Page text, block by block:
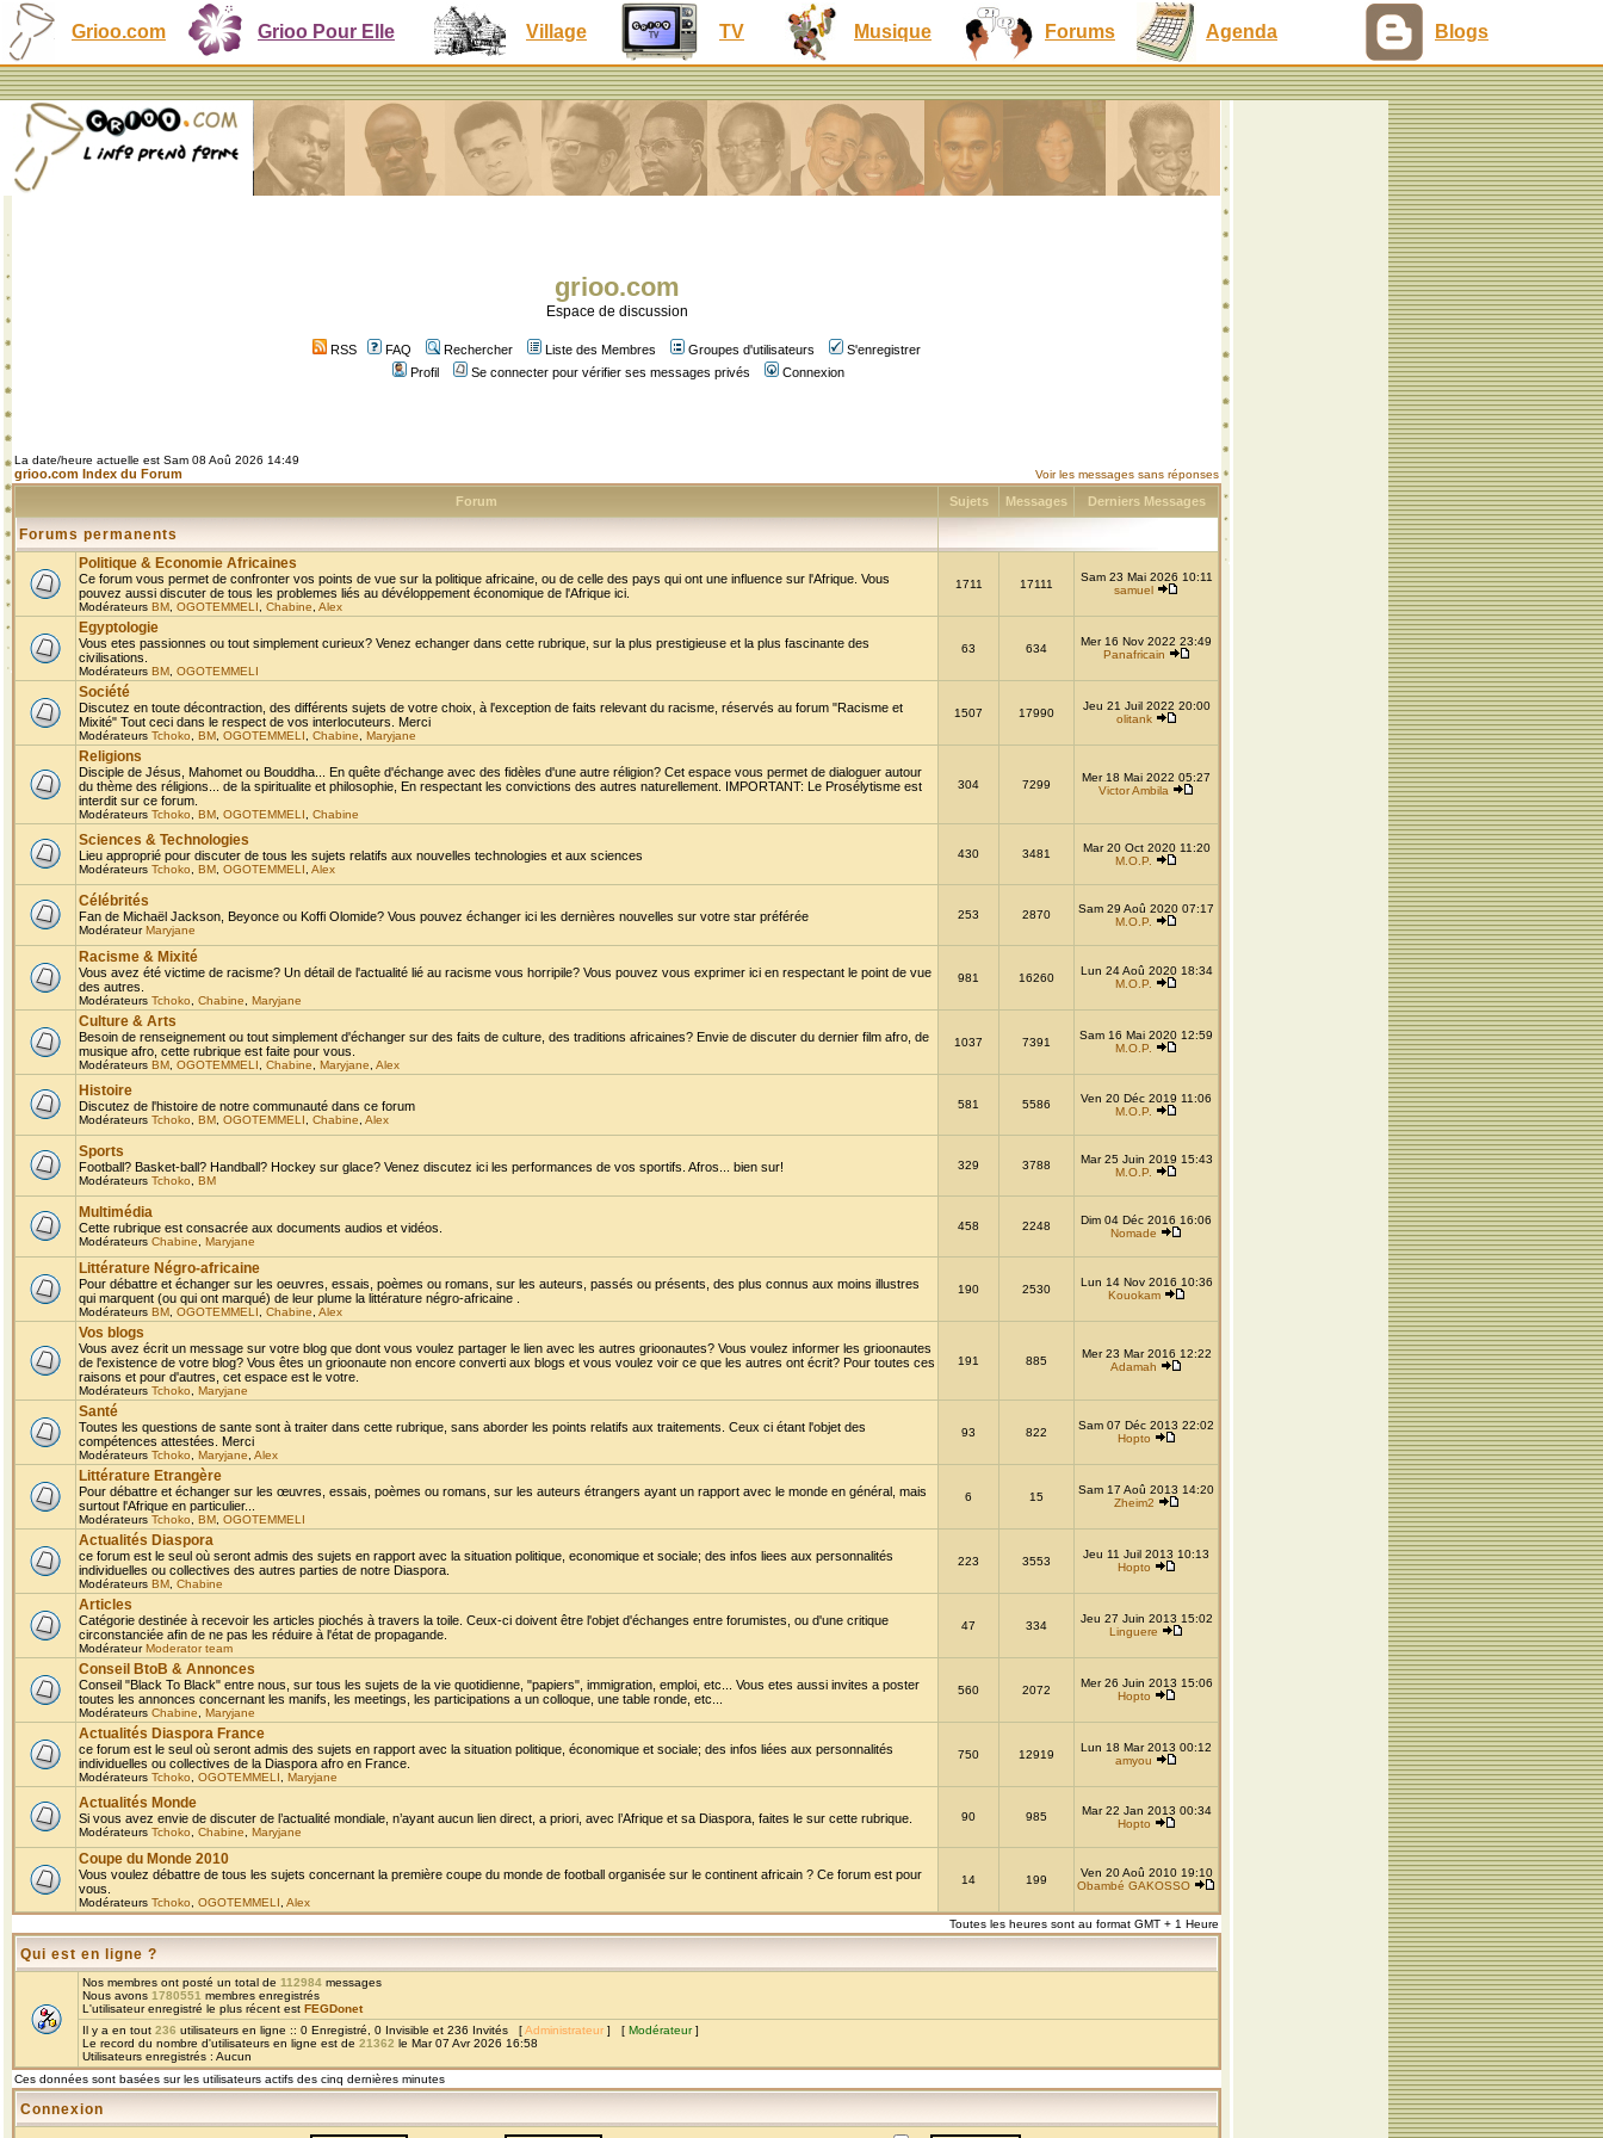
Grioo.com Grioo Pour Elle Village TV Musique Forums Agenda Blogs
grioo.com
Espace de discussion
RSS FAQ Rechercher Liste des Membres Groupes d'utilisateurs
S'enregistrer
Profil
Se connecter pour vérifier ses messages privés Connexion
La date/heure actuelle est Sam 08 Aoû 2026 14:49
grioo.com Index du Forum Voir les messages sans réponses
Forum Sujets Messages Derniers Messages
Forums permanents
Politique & Economie Africaines
Ce forum vous permet de confronter vos points de vue sur la politique africaine, ou de celle des pays qui ont une influence sur l'Afrique. Vous
pouvez aussi discuter de tous les problemes liés au dévéloppement économique de l'Afrique ici.
Modérateurs BM OGOTEMMELI Chabine Alex
1711 17111
Sam 23 Mai 2026 10:11
samuel
Egyptologie
Vous etes passionnes ou tout simplement curieux? Venez echanger dans cette rubrique, sur la plus prestigieuse et la plus fascinante des
civilisations.
Modérateurs BM OGOTEMMELI
63 634
Mer 16 Nov 2022 23:49
Panafricain
Société
Discutez en toute décontraction, des différents sujets de votre choix, à l'exception de faits relevant du racisme, réservés au forum "Racisme et
Mixité" Tout ceci dans le respect de vos interlocuteurs. Merci
Modérateurs Tchoko BM OGOTEMMELI Chabine Maryjane
1507 17990
Jeu 21 Juil 2022 20:00
olitank
Religions
Disciple de Jésus, Mahomet ou Bouddha... En quête d'échange avec des fidèles d'une autre réligion? Cet espace vous permet de dialoguer autour
du thème des réligions... de la spiritualite et philosophie, En respectant les convictions des autres naturellement. IMPORTANT: Le Prosélytisme est
interdit sur ce forum.
Modérateurs Tchoko BM OGOTEMMELI Chabine
304 7299
Mer 18 Mai 2022 05:27
Victor Ambila
Sciences & Technologies
Lieu approprié pour discuter de tous les sujets relatifs aux nouvelles technologies et aux sciences
Modérateurs Tchoko BM OGOTEMMELI Alex
430 3481
Mar 20 Oct 2020 11:20
M.O.P.
Célébrités
Fan de Michaël Jackson, Beyonce ou Koffi Olomide? Vous pouvez échanger ici les dernières nouvelles sur votre star préférée
ModérateurMaryjane
253 2870
Sam 29 Aoû 2020 07:17
M.O.P.
Racisme & Mixité
Vous avez été victime de racisme? Un détail de l'actualité lié au racisme vous horripile? Vous pouvez vous exprimer ici en respectant le point de vue
des autres.
Modérateurs Tchoko Chabine Maryjane
981 16260
Lun 24 Aoû 2020 18:34
M.O.P.
Culture & Arts
Besoin de renseignement ou tout simplement d'échanger sur des faits de culture, des traditions africaines? Envie de discuter du dernier film afro, de
musique afro, cette rubrique est faite pour vous.
Modérateurs BM OGOTEMMELI Chabine Maryjane Alex
1037 7391
Sam 16 Mai 2020 12:59
M.O.P.
Histoire
Discutez de l'histoire de notre communauté dans ce forum
Modérateurs Tchoko BM OGOTEMMELI Chabine Alex
581 5586
Ven 20 Déc 2019 11:06
M.O.P.
Sports
Football? Basket-ball? Handball? Hockey sur glace? Venez discutez ici les performances de vos sportifs. Afros... bien sur!
Modérateurs Tchoko BM
329 3788
Mar 25 Juin 2019 15:43
M.O.P.
Multimédia
Cette rubrique est consacrée aux documents audios et vidéos.
Modérateurs Chabine Maryjane
458 2248
Dim 04 Déc 2016 16:06
Nomade
Littérature Négro-africaine
Pour débattre et échanger sur les oeuvres, essais, poèmes ou romans, sur les auteurs, passés ou présents, des plus connus aux moins illustres
qui marquent (ou qui ont marqué) de leur plume la littérature négro-africaine .
Modérateurs BM OGOTEMMELI Chabine Alex
190 2530
Lun 14 Nov 2016 10:36
Kouokam
Vos blogs
Vous avez écrit un message sur votre blog que dont vous voulez partager le lien avec les autres grioonautes? Vous voulez informer les grioonautes
de l'existence de votre blog? Vous êtes un grioonaute non encore converti aux blogs et vous voulez voir ce que les autres ont écrit? Pour toutes ces
raisons et pour d'autres, cet espace est le votre.
Modérateurs Tchoko Maryjane
191 885
Mer 23 Mar 2016 12:22
Adamah
Santé
Toutes les questions de sante sont à traiter dans cette rubrique, sans aborder les points relatifs aux traitements. Ceux ci étant l'objet des
compétences attestées. Merci
Modérateurs Tchoko Maryjane Alex
93 822
Sam 07 Déc 2013 22:02
Hopto
Littérature Etrangère
Pour débattre et échanger sur les œuvres, essais, poèmes ou romans, sur les auteurs étrangers ayant un rapport avec le monde en général, mais
surtout l'Afrique en particulier...
Modérateurs Tchoko BM OGOTEMMELI
6 15
Sam 17 Aoû 2013 14:20
Zheim2
Actualités Diaspora
ce forum est le seul où seront admis des sujets en rapport avec la situation politique, economique et sociale; des infos liees aux personnalités
individuelles ou collectives des autres parties de notre Diaspora.
Modérateurs BM Chabine
223 3553
Jeu 11 Juil 2013 10:13
Hopto
Articles
Catégorie destinée à recevoir les articles piochés à travers la toile. Ceux-ci doivent être l'objet d'échanges entre forumistes, ou d'une critique
circonstanciée afin de ne pas les réduire à l'état de propagande.
ModérateurModerator team
47 334
Jeu 27 Juin 2013 15:02
Linguere
Conseil BtoB & Annonces
Conseil "Black To Black" entre nous, sur tous les sujets de la vie quotidienne, "papiers", immigration, emploi, etc... Vous etes aussi invites a poster
toutes les annonces concernant les manifs, les meetings, les participations a un colloque, une table ronde, etc...
Modérateurs Chabine Maryjane
560 2072
Mer 26 Juin 2013 15:06
Hopto
Actualités Diaspora France
ce forum est le seul où seront admis des sujets en rapport avec la situation politique, économique et sociale; des infos liées aux personnalités
individuelles ou collectives de la Diaspora afro en France.
Modérateurs Tchoko OGOTEMMELI Maryjane
750 12919
Lun 18 Mar 2013 00:12
amyou
Actualités Monde
Si vous avez envie de discuter de l’actualité mondiale, n’ayant aucun lien direct, a priori, avec l’Afrique et sa Diaspora, faites le sur cette rubrique.
Modérateurs Tchoko Chabine Maryjane
90 985
Mar 22 Jan 2013 00:34
Hopto
Coupe du Monde 2010
Vous voulez débattre de tous les sujets concernant la première coupe du monde de football organisée sur le continent africain ? Ce forum est pour
vous.
Modérateurs Tchoko OGOTEMMELI Alex
14 199
Ven 20 Aoû 2010 19:10
Obambé GAKOSSO
Toutes les heures sont au format GMT + 1 Heure
Qui est en ligne ?
Nos membres ont posté un total de 112984 messages
Nous avons 1780551 membres enregistrés
L'utilisateur enregistré le plus récent est FEGDonet
Il y a en tout 236 utilisateurs en ligne :: 0 Enregistré, 0 Invisible et 236 Invités [Administrateur ] [ Modérateur]
Le record du nombre d'utilisateurs en ligne est de 21362 le Mar 07 Avr 2026 16:58
Utilisateurs enregistrés : Aucun
Ces données sont basées sur les utilisateurs actifs des cinq dernières minutes
Connexion